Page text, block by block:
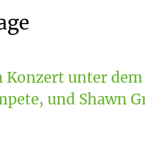
Konzert unter
und Shawn